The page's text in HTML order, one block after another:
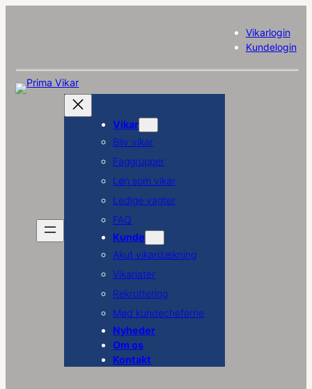
Vikarlogin
Kundelogin
Vikar
Bliv vikar
Faggrupper
Løn som vikar
Ledige vagter
FAQ
Kunde
Akut vikardækning
Vikariater
Rekruttering
Mød kundecheferne
Nyheder
Om os
Kontakt